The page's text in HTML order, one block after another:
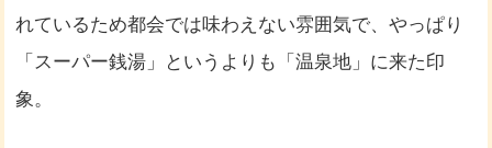
れているため都会では味わえない雰囲気で、やっぱり
「スーパー銭湯」というよりも「温泉地」に来た印
象。